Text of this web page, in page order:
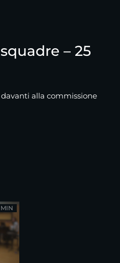
– 25
alla commissione
MIN